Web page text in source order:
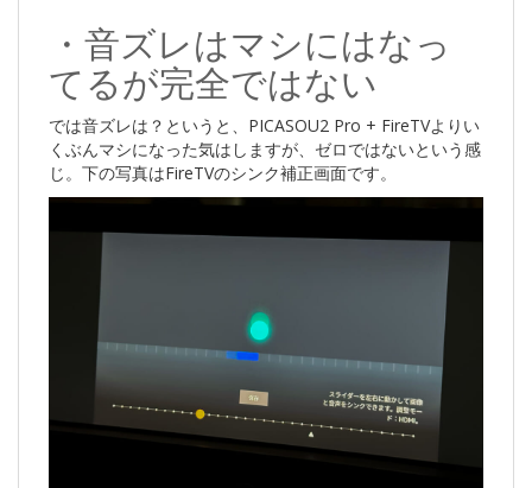
・音ズレはマシにはなっ
てるが完全ではない
では音ズレは？というと、PICASOU2 Pro + FireTVよりい
くぶんマシになった気はしますが、ゼロではないという感
じ。下の写真はFireTVのシンク補正画面です。